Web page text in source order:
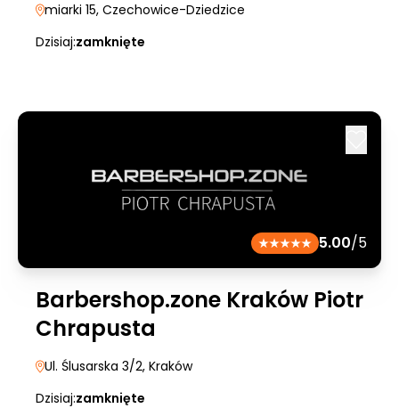
miarki 15, Czechowice-Dziedzice
Dzisiaj:zamknięte
5.00/5
Barbershop.zone Kraków Piotr
Chrapusta
Ul. Ślusarska 3/2, Kraków
Dzisiaj:zamknięte